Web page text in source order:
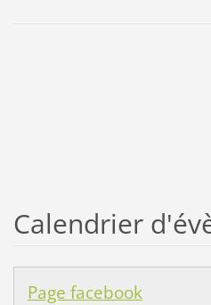
Calendrier
Page facebook